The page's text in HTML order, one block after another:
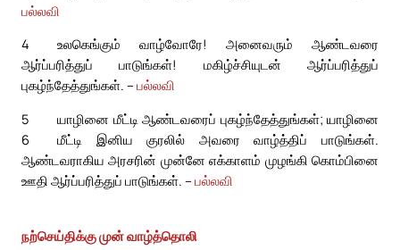
பல்லவி
4
உலகெங்கும் வாழ்வோரே! அனைவரும் ஆண்டவரை
ஆர்ப்பரித்துப் பாடுங்கள்! மகிழ்ச்சியுடன் ஆர்ப்பரித்துப்
புகழ்ந்தேத்துங்கள். – பல்லவி
5
யாழினை மீட்டி ஆண்டவரைப் புகழ்ந்தேத்துங்கள்; யாழினை
மீட்டி இனிய குரலில் அவரை வாழ்த்திப் பாடுங்கள்.
6
ஆண்டவராகிய அரசரின் முன்னே எக்காளம் முழங்கி கொம்பினை
ஊதி ஆர்ப்பரித்துப் பாடுங்கள். – பல்லவி
நற்செய்திக்கு முன் வாழ்த்தொலி